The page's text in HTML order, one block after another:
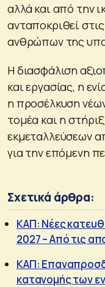
αλλά και από την
ανταποκριθεί
ανθρώπων της
Η διασφάλιση
και εργασίας, η
η προσέλκυση
τομέα και η
εκμεταλλεύσεων
για την επόμενη
Σχετικά άρθρα:
ΚΑΠ: Νέες
2027 – Από τις
ΚΑΠ:
κατανομής των